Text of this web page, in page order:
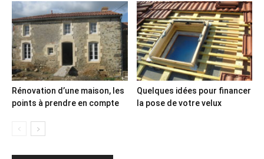
Rénovation d’une maison, les
points à prendre en compte
Quelques idées pour financer
la pose de votre velux